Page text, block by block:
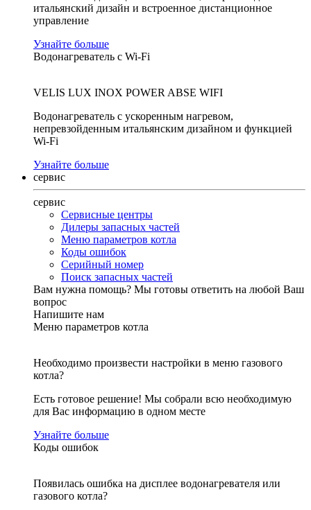
итальянский дизайн и встроенное дистанционное
управление
Узнайте больше
Водонагреватель с Wi-Fi
VELIS LUX INOX POWER ABSE WIFI
Водонагреватель с ускоренным нагревом,
непревзойденным итальянским дизайном и функцией
Wi-Fi
Узнайте больше
сервис
сервис
Сервисные центры
Дилеры запасных частей
Меню параметров котла
Коды ошибок
Серийный номер
Поиск запасных частей
Вам нужна помощь? Мы готовы ответить на любой Ваш
вопрос
Напишите нам
Меню параметров котла
Необходимо произвести настройки в меню газового
котла?
Есть готовое решение! Мы собрали всю необходимую
для Вас информацию в одном месте
Узнайте больше
Коды ошибок
Появилась ошибка на дисплее водонагревателя или
газового котла?